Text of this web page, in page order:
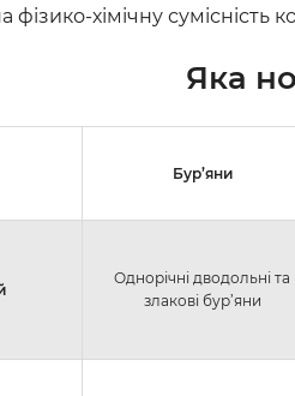
хімічну сумісність
Яка
Бур’яни
Однорічні дводольні та
злакові бур’яни